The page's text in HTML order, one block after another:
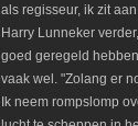
als regisseur, ik zit
Harry Lunneker
goed geregeld
vaak wel. "Zolang er
Ik neem rompslomp